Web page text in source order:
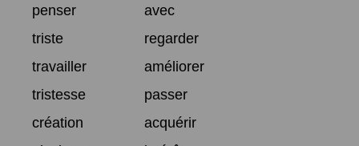
penser
avec
triste
regarder
travailler
améliorer
tristesse
passer
création
acquérir